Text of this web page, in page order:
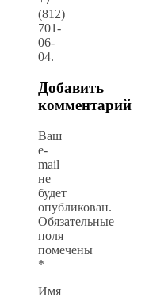
(812)
701-
06-
04.
Добавить
комментарий
Ваш
e-
mail
не
будет
опубликован.
Обязательные
поля
помечены
*
Имя